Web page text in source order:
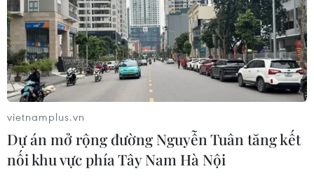
vietnamplus.vn
Dự án mở rộng đường Nguyễn Tuân tăng kết
nối khu vực phía Tây Nam Hà Nội